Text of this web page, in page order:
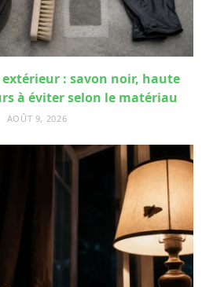
: savon noir, haute
à éviter selon le matériau
AOÛT 9, 2026